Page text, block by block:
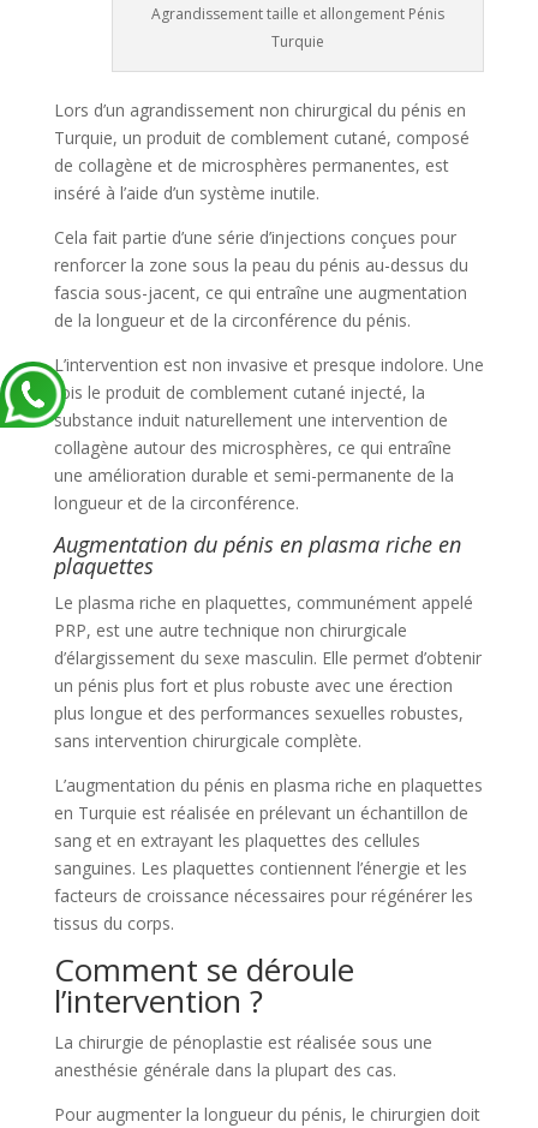
Agrandissement taille et allongement Pénis
Turquie
Lors d’un agrandissement non chirurgical du pénis en
Turquie, un produit de comblement cutané, composé
de collagène et de microsphères permanentes, est
inséré à l’aide d’un système inutile.
Cela fait partie d’une série d’injections conçues pour
renforcer la zone sous la peau du pénis au-dessus du
fascia sous-jacent, ce qui entraîne une augmentation
de la longueur et de la circonférence du pénis.
L’intervention est non invasive et presque indolore. Une
fois le produit de comblement cutané injecté, la
substance induit naturellement une intervention de
collagène autour des microsphères, ce qui entraîne
une amélioration durable et semi-permanente de la
longueur et de la circonférence.
Augmentation du pénis en plasma riche en
plaquettes
Le plasma riche en plaquettes, communément appelé
PRP, est une autre technique non chirurgicale
d’élargissement du sexe masculin. Elle permet d’obtenir
un pénis plus fort et plus robuste avec une érection
plus longue et des performances sexuelles robustes,
sans intervention chirurgicale complète.
L’augmentation du pénis en plasma riche en plaquettes
en Turquie est réalisée en prélevant un échantillon de
sang et en extrayant les plaquettes des cellules
sanguines. Les plaquettes contiennent l’énergie et les
facteurs de croissance nécessaires pour régénérer les
tissus du corps.
Comment se déroule
l’intervention ?
La chirurgie de pénoplastie est réalisée sous une
anesthésie générale dans la plupart des cas.
Pour augmenter la longueur du pénis, le chirurgien doit